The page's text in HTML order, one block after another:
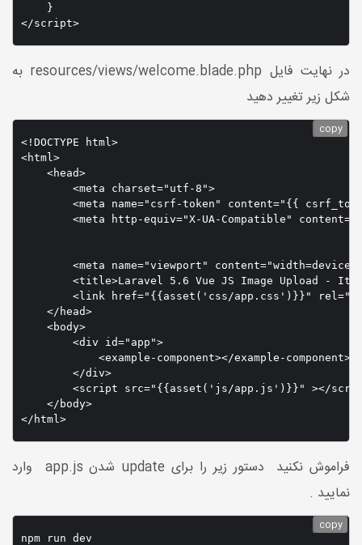
    }
</script>
در نهایت فایل resources/views/welcome.blade.php به
شکل زیر تغییر دهید
<!DOCTYPE html>
<html>
    <head>
        <meta charset="utf-8">
<meta name="csrf-token" content="{{
<meta http-equiv="X-UA-Compatible"
<meta name="viewport"
<title>Laravel 5.6 Vue JS Image Upload -
<link href="{{asset('css/app.css')}}"
    </head>
    <body>
        <div id="app">
            <example-component></example-component>
        </div>
<script src="{{asset('js/app.js')}}" ></
    </body>
</html>
copy
فراموش نکنید دستور زیر را برای update شدن app.js وارد
نمایید .
npm run dev
copy